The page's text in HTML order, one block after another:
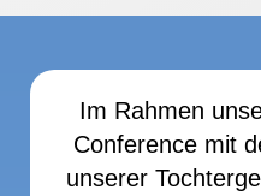
Im Rahmen
Conference mit
unserer